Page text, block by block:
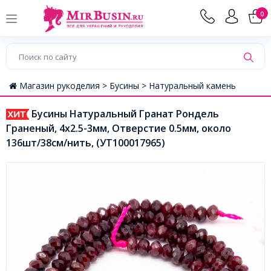
0
Магазин рукоделия > Бусины > Натуральный камень
Бусины Натуральный Гранат Рондель
Граненый, 4х2.5-3мм, Отверстие 0.5мм, около
136шт/38см/нить, (УТ100017965)